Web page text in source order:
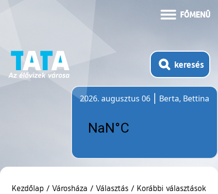
FŐMENÜ
keresés
2026. augusztus 06
Berta, Bettina
Kezdőlap / Városháza / Választás / Korábbi választások